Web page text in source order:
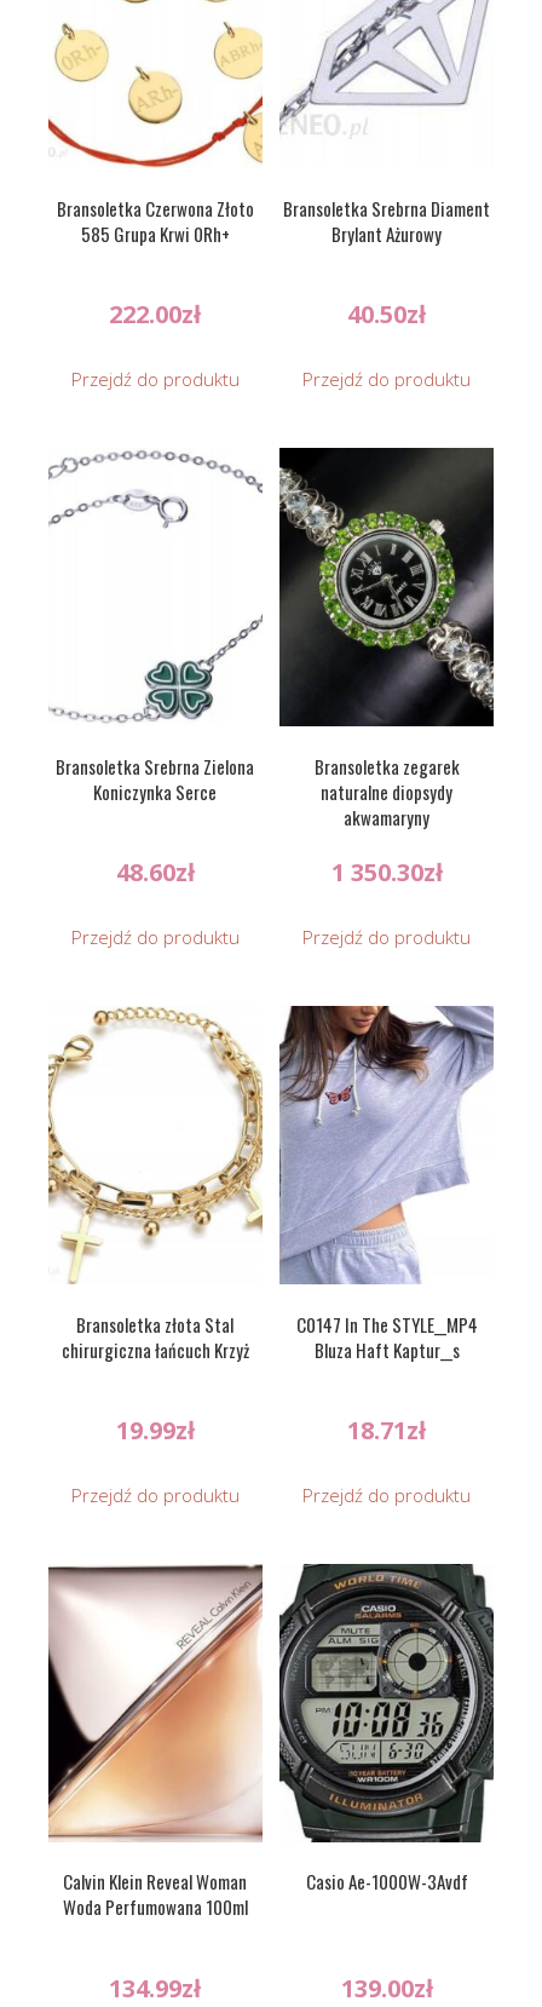
Bransoletka Czerwona Złoto
585 Grupa Krwi 0Rh+
222.00zł
Przejdź do produktu
Bransoletka Srebrna Diament
Brylant Ażurowy
40.50zł
Przejdź do produktu
Bransoletka Srebrna Zielona
Koniczynka Serce
48.60zł
Przejdź do produktu
Bransoletka zegarek
naturalne diopsydy
akwamaryny
1 350.30zł
Przejdź do produktu
Bransoletka złota Stal
chirurgiczna łańcuch Krzyż
19.99zł
Przejdź do produktu
C0147 In The STYLE__MP4
Bluza Haft Kaptur__s
18.71zł
Przejdź do produktu
Calvin Klein Reveal Woman
Woda Perfumowana 100ml
134.99zł
Casio Ae-1000W-3Avdf
139.00zł